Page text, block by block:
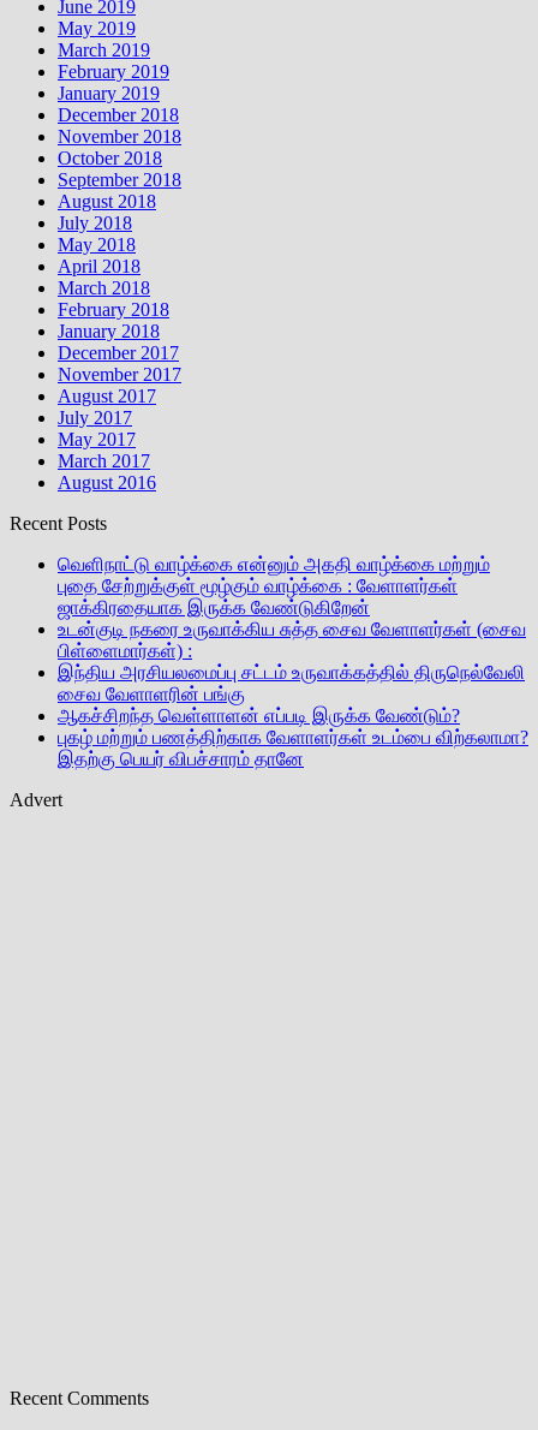
June 2019
May 2019
March 2019
February 2019
January 2019
December 2018
November 2018
October 2018
September 2018
August 2018
July 2018
May 2018
April 2018
March 2018
February 2018
January 2018
December 2017
November 2017
August 2017
July 2017
May 2017
March 2017
August 2016
Recent Posts
வெளிநாட்டு வாழ்க்கை என்னும் அகதி வாழ்க்கை மற்றும்
புதை சேற்றுக்குள் மூழ்கும் வாழ்க்கை : வேளாளர்கள்
ஜாக்கிரதையாக இருக்க வேண்டுகிறேன்
உடன்குடி நகரை உருவாக்கிய சுத்த சைவ வேளாளர்கள் (சைவ
பிள்ளைமார்கள்) :
இந்திய அரசியலமைப்பு சட்டம் உருவாக்கத்தில் திருநெல்வேலி
சைவ வேளாளரின் பங்கு
ஆகச்சிறந்த வெள்ளாளன் எப்படி இருக்க வேண்டும்?
புகழ் மற்றும் பணத்திற்காக வேளாளர்கள் உடம்பை விற்கலாமா?
இதற்கு பெயர் விபச்சாரம் தானே
Advert
Recent Comments